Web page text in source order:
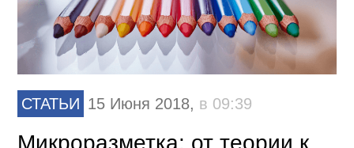
СТАТЬИ 15 Июня 2018, в 09:39
Микроразметка: от теории к